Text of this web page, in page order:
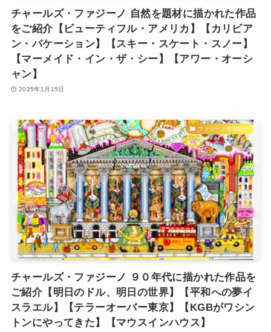
チャールズ・ファジーノ 自然を題材に描かれた作品
をご紹介【ビューティフル・アメリカ】【カリビア
ン・バケーション】【スキー・スケート・スノー】
【マーメイド・イン・ザ・シー】【アワー・オーシ
ャン】
2025年1月15日
ファジーノ作品紹介
チャールズ・ファジーノ ９０年代に描かれた作品を
ご紹介【明日のドル、明日の世界】【平和への夢イ
スラエル】【テラーオーバー東京】【KGBがワシン
トンにやってきた】【マウスインハウス】